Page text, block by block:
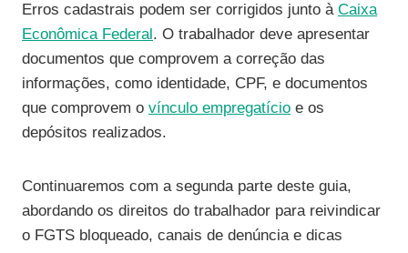
Erros cadastrais podem ser corrigidos junto à Caixa
Econômica Federal . O trabalhador deve apresentar
documentos que comprovem a correção das
informações, como identidade, CPF, e documentos
que comprovem o vínculo empregatício e os
depósitos realizados.
Continuaremos com a segunda parte deste guia,
abordando os direitos do trabalhador para reivindicar
o FGTS bloqueado, canais de denúncia e dicas